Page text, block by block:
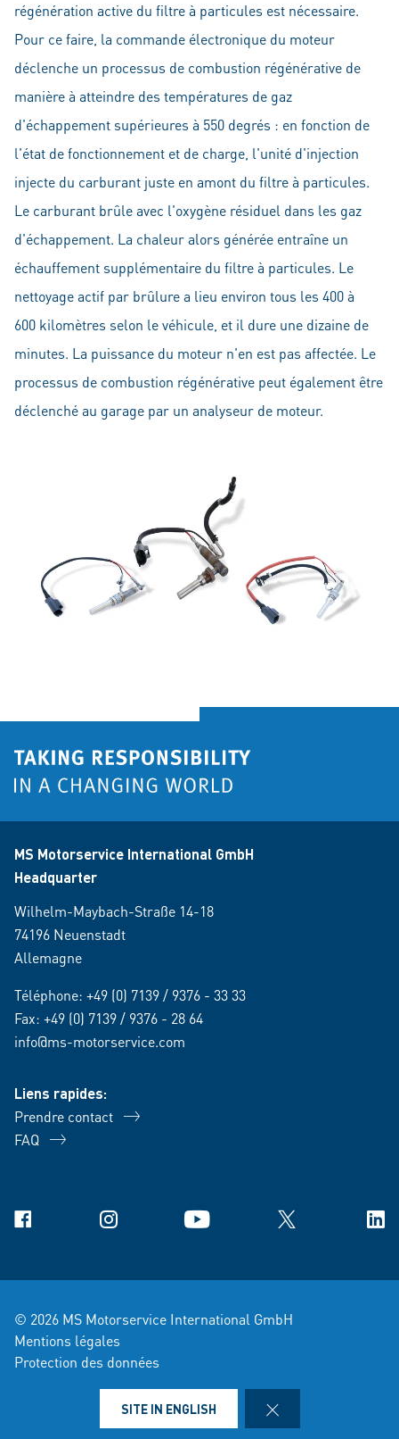
régénération active du filtre à particules est nécessaire.
Pour ce faire, la commande électronique du moteur
déclenche un processus de combustion régénérative de
manière à atteindre des températures de gaz
d'échappement supérieures à 550 degrés : en fonction de
l'état de fonctionnement et de charge, l'unité d'injection
injecte du carburant juste en amont du filtre à particules.
Le carburant brûle avec l'oxygène résiduel dans les gaz
d'échappement. La chaleur alors générée entraîne un
échauffement supplémentaire du filtre à particules. Le
nettoyage actif par brûlure a lieu environ tous les 400 à
600 kilomètres selon le véhicule, et il dure une dizaine de
minutes. La puissance du moteur n'en est pas affectée. Le
processus de combustion régénérative peut également être
déclenché au garage par un analyseur de moteur.
MS Motorservice International GmbH
Headquarter
Wilhelm-Maybach-Straße 14-18
74196 Neuenstadt
Allemagne
Téléphone: +49 (0) 7139 / 9376 - 33 33
Fax: +49 (0) 7139 / 9376 - 28 64
info@ms-motorservice.com
Liens rapides:
Prendre contact
FAQ
Facebook Instagram YouTube X
© 2026 MS Motorservice International GmbH
Mentions légales
Protection des données
Mentions juridiquesSITE IN ENGLISH CLOSE